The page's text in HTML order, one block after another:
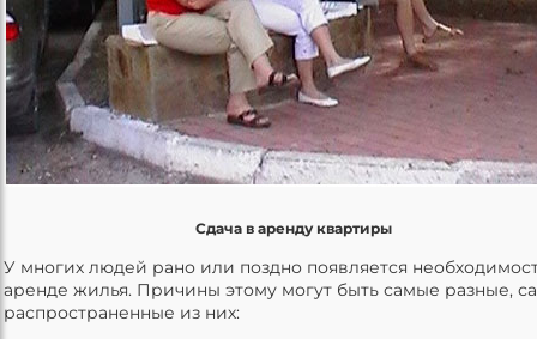
Сдача в аренду квартиры
У многих людей рано или поздно появляется
аренде жилья. Причины этому могут быть самые разные,
распространенные из них: